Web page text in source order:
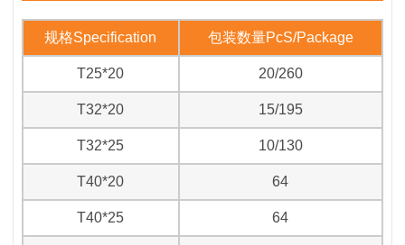
规格Specification 包装数量PcS/Package
T25*20 20/260
T32*20 15/195
T32*25 10/130
T40*20 64
T40*25 64